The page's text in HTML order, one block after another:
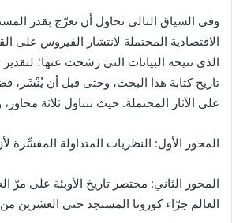
وفي السياق التالي نحاول أن نعرّج بقدر
الاقتصادية المحتملة لانتشار الفيروس على
الذي تتيحه البيانات التي رشحت عنها؛
تاريخ كتابة هذا البحث، وحتى قبل أن يُنْشَر،
على الآثار المحتملة. حيث نتناول ثلاثة محاور،
المحور الأول: النظريات المتداولة المفسِّرة
المحور الثاني: مختصر تاريخ الأوبئة على مرّ
العالم جرّاء كورونا المستجد حتى العشرين من